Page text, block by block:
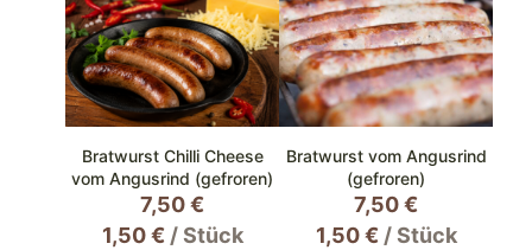
Varianten
auf.
Die
Optionen
können
auf
der
Produktseite
gewählt
werden
Bratwurst Chilli Cheese
vom Angusrind (gefroren)
7,50€
1,50€ /Stück
Bratwurst vom Angusrind
(gefroren)
7,50€
1,50€ /Stück